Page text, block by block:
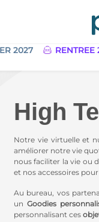
2027 RENTREE
High
Notre vie virtuelle et
améliorer notre vie
nous faciliter la vie ou
et nos accessoires
Au bureau, vos
un Goodies
personnalisant ces